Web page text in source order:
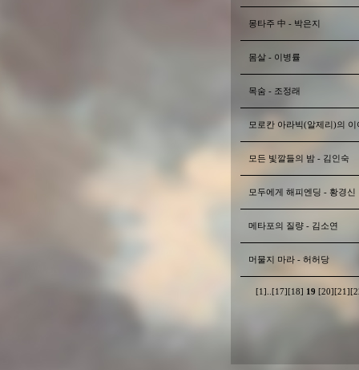
몽타주 中 - 박은지
몸살 - 이병률
목숨 - 조정래
모로칸 아라빅(알제리)의
모든 빛깔들의 밤 - 김인숙
모두에게 해피엔딩 - 황경신
메타포의 질량 - 김소연
머물지 마라 - 허허당
[1] [17] [18] 19 [20] [21]